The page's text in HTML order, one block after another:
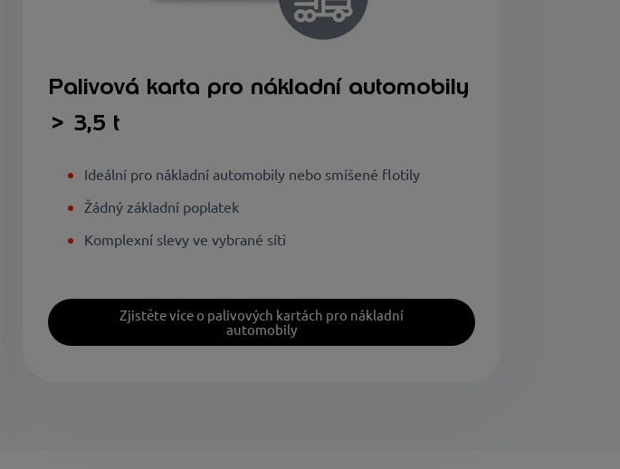
Palivová karta pro nákladní automobily
> 3,5 t
Ideální pro nákladní automobily nebo smíšené flotily
Žádný základní poplatek
Komplexní slevy ve vybrané síti
Zjistěte více o palivových kartách pro nákladní
automobily